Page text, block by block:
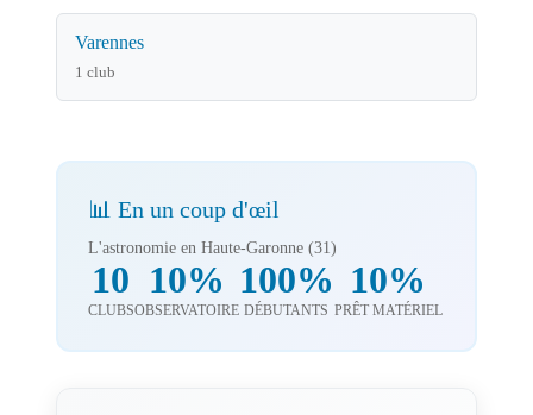
Varennes
1 club
📊 En un coup d'œil
L'astronomie en Haute-Garonne (31)
10
CLUBS
10%
OBSERVATOIRE
100%
DÉBUTANTS
10%
PRÊT MATÉRIEL